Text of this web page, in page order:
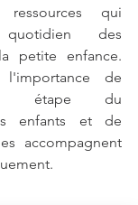
qui
des
petite enfance.
de
étape du
enfants et de
accompagnent